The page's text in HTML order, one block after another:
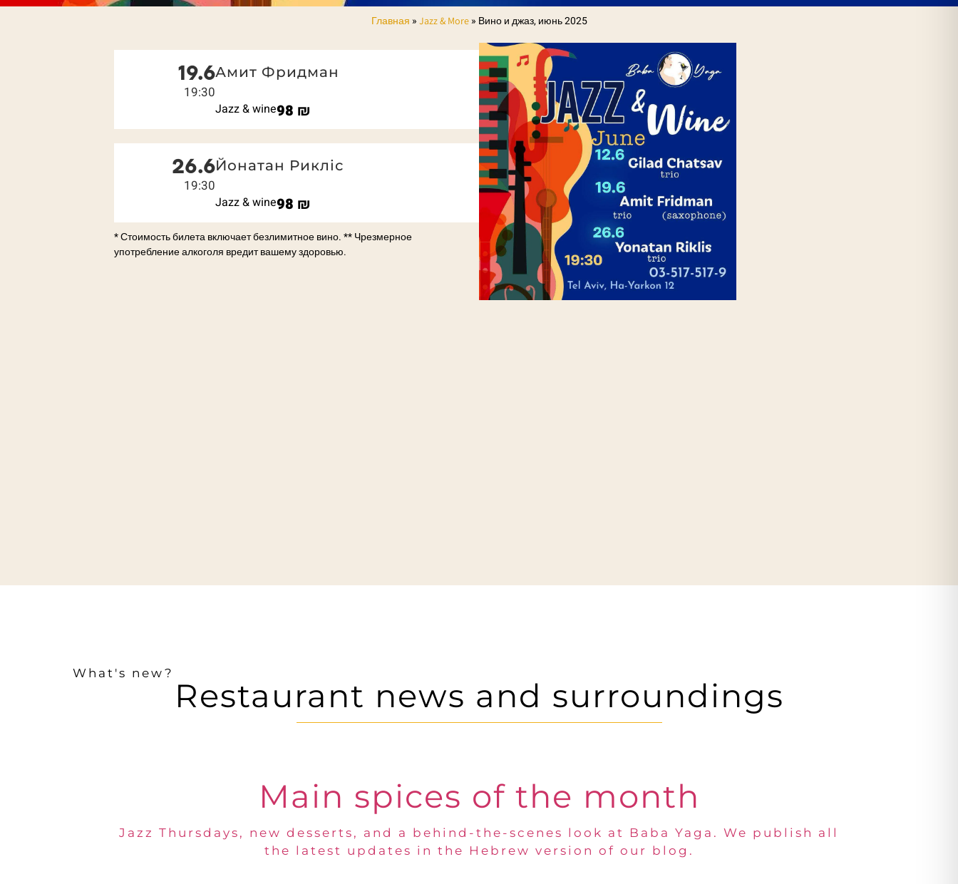
Главная » Jazz & More» Вино и джаз, июнь 2025
19.6
19:30
Амит Фридман
Jazz & wine98 ₪
26.6
19:30
Йонатан Рикліс
Jazz & wine98 ₪
* Стоимость билета включает безлимитное вино. ** Чрезмерное
употребление алкоголя вредит вашему здоровью.
What's new?
Restaurant news and surroundings
Main spices of the month
Jazz Thursdays, new desserts, and a behind-the-scenes look at Baba Yaga. We publish all
the latest updates in the Hebrew version of our blog.